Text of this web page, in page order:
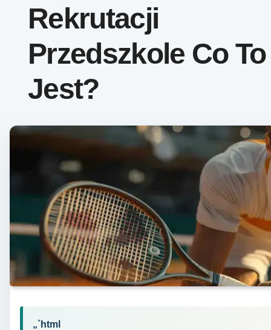
Rekrutacji
Przedszkole Co To
Jest?
„`html